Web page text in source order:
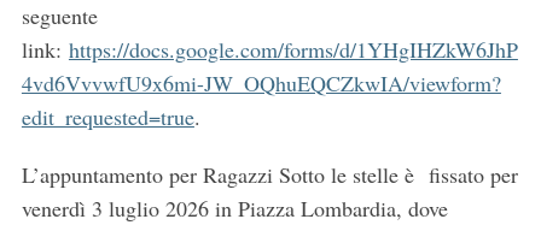
seguente
link: https://docs.google.com/forms/d/1YHgIHZkW6JhP
4vd6VvvwfU9x6mi-JW_OQhuEQCZkwIA/viewform?
edit_requested=true.
L’appuntamento per Ragazzi Sotto le stelle è fissato per
venerdì 3 luglio 2026 in Piazza Lombardia, dove